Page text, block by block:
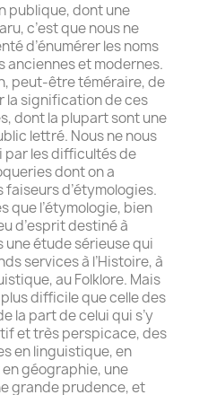
publique, dont une
c’est que nous ne
d’énumérer les noms
anciennes et modernes.
peut-être téméraire, de
la signification de ces
dont la plupart sont une
lettré. Nous ne nous
par les difficultés de
dont on a
faiseurs d’étymologies.
que l’étymologie, bien
d’esprit destiné à
une étude sérieuse qui
services à l’Histoire, à
au Folklore. Mais
plus difficile que celle des
la part de celui qui s’y
et très perspicace, des
en linguistique, en
géographie, une
grande prudence, et